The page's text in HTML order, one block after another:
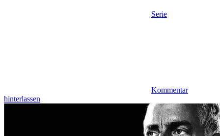
Serie
Kommentar
hinterlassen